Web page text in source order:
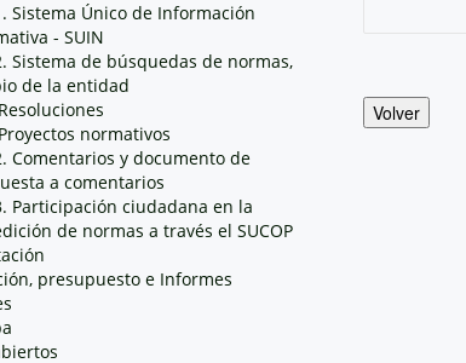
Sistema Único de Información
- SUIN
Sistema de búsquedas de normas,
de la entidad
normativos
Comentarios y documento de
a comentarios
Participación ciudadana en la
de normas a través el SUCOP
presupuesto e Informes
Volver